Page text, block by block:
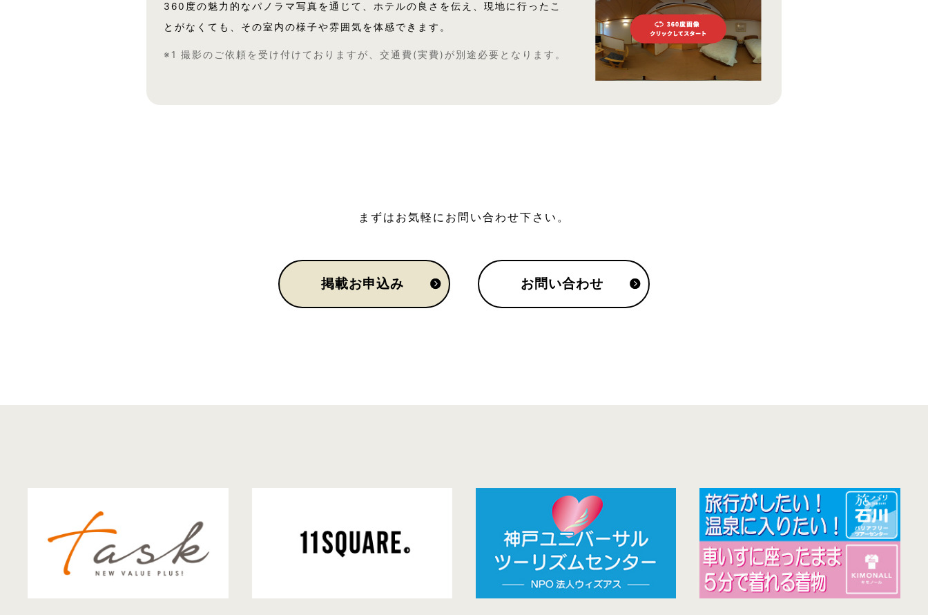
360度の魅力的なパノラマ写真を通じて、ホテルの良さを伝え、現地に行ったこ
とがなくても、その室内の様子や雰囲気を体感できます。
※1 撮影のご依頼を受け付けておりますが、交通費(実費)が別途必要となります。
まずはお気軽にお問い合わせ下さい。
掲載お申込み お問い合わせ